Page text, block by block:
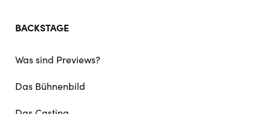
BACKSTAGE
Was sind Previews?
Das Bühnenbild